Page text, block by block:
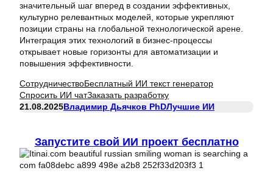
значительный шаг вперед в создании эффективных,
культурно релевантных моделей, которые укрепляют
позиции страны на глобальной технологической арене.
Интеграция этих технологий в бизнес-процессы
открывает новые горизонты для автоматизации и
повышения эффективности.
СотрудничествоБесплатный ИИ текст генератор
Спросить ИИ чатЗаказать разработку
21.08.2025Владимир Дьячков PhDЛучшие ИИ
Запустите свой ИИ проект бесплатно